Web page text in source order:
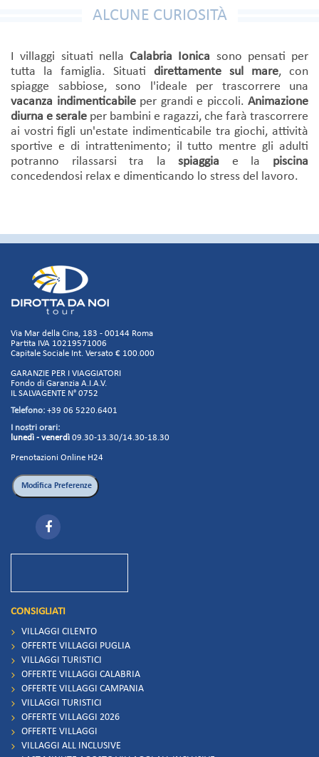
ALCUNE CURIOSITÀ
I villaggi situati nella Calabria Ionica sono pensati per
tutta la famiglia. Situati direttamente sul mare, con
spiagge sabbiose, sono l'ideale per trascorrere una
vacanza indimenticabileper grandi e piccoli. Animazione
diurna e serale per bambini e ragazzi, che farà trascorrere
ai vostri figli un'estate indimenticabile tra giochi, attività
sportive e di intrattenimento; il tutto mentre gli adulti
potranno rilassarsi tra laspiaggia e la piscina
concedendosi relax e dimenticando lo stress del lavoro.
Via Mar della Cina, 183 - 00144 Roma
Partita IVA 10219571006
Capitale Sociale Int. Versato € 100.000
GARANZIE PER I VIAGGIATORI
Fondo di Garanzia A.I.A.V.
IL SALVAGENTE N° 0752
Telefono: +39 06 5220.6401
I nostri orari:
lunedì - venerdì 09.30-13.30/14.30-18.30
Prenotazioni Online H24
CONSIGLIATI
VILLAGGI CILENTO
OFFERTE VILLAGGI PUGLIA
VILLAGGI TURISTICI
OFFERTE VILLAGGI CALABRIA
OFFERTE VILLAGGI CAMPANIA
VILLAGGI TURISTICI
OFFERTE VILLAGGI 2026
OFFERTE VILLAGGI
VILLAGGI ALL INCLUSIVE